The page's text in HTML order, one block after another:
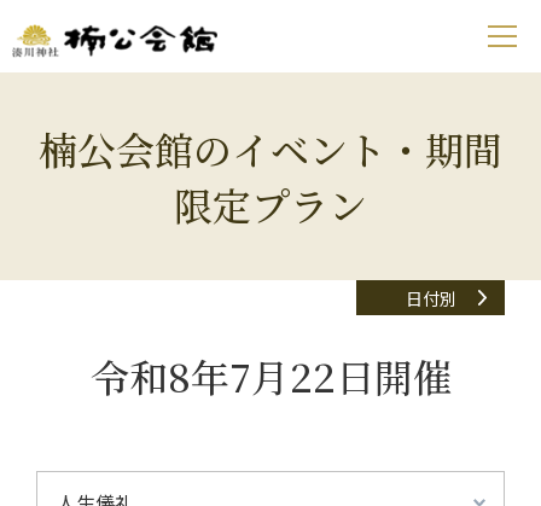
楠公会館のイベント・期間
限定プラン
日付別
令和8年7月22日開催